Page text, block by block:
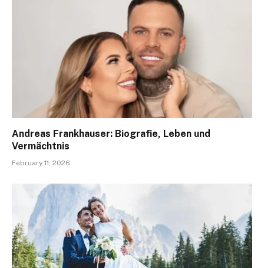
Andreas Frankhauser: Biografie, Leben und
Vermächtnis
February 11, 2026